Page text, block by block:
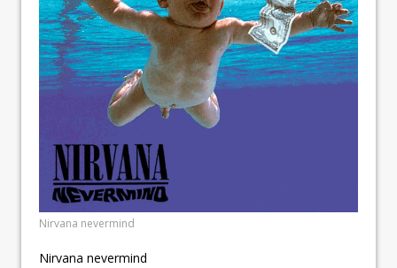
Nirvana nevermind
Nirvana nevermind